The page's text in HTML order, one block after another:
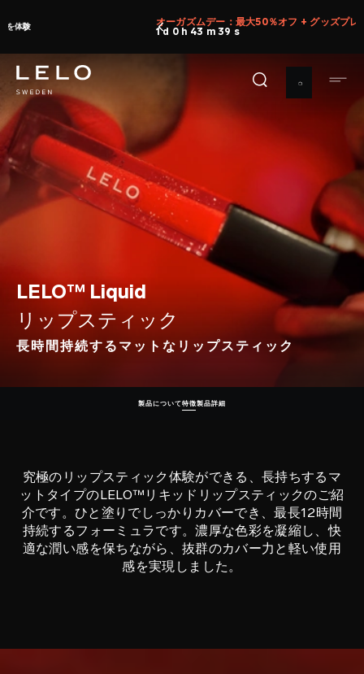
イ
ン
ン
テ
ン
ツ
に
移
動
オーガズムデー：最大50％オフ + グッズプレゼント
今買う
LELO™ Liquid
リップスティック
長時間持続するマットなリップスティック
製品について特徴製品詳細
究極のリップスティック体験ができる、長持ちするマ
ットタイプのLELO™リキッドリップスティックのご紹
介です。ひと塗りでしっかりカバーでき、最長12時間
持続するフォーミュラです。濃厚な色彩を凝縮し、快
適な潤い感を保ちながら、抜群のカバー力と軽い使用
感を実現しました。